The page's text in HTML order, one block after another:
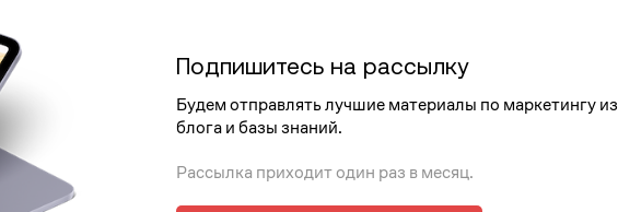
Подпишитесь на рассылку
Будем отправлять лучшие материалы по маркетингу из
блога и базы знаний.
Рассылка приходит один раз в месяц.